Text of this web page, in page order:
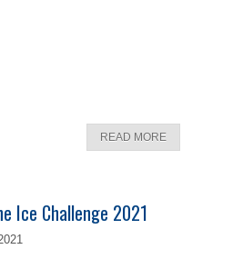
READ MORE
Ice Challenge 2021